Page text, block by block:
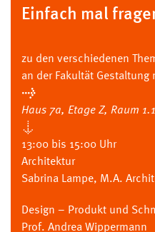
Einfach mal
zu den verschiedenen
an der Fakultät Gestaltung
→
Haus 7a, Etage Z, Raum
↓
13:00 bis 15:00 Uhr
Architektur
Sabrina Lampe, M.A.
Design – Produkt und
Prof. Andrea Wippermann